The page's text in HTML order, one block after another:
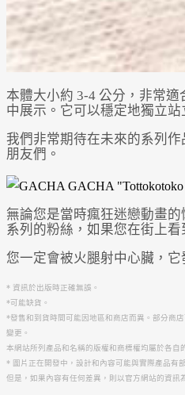
本體大小約 3-4 公分，非常
中展示。它可以穩定地獨立站
我們非常期待在未來的系列作
朋友們。
無論您是當時瘋狂迷戀動畫
系列的粉絲，如果您在街上看
您一定會被火腿射中心臟，它
* 資訊於出版時正確無誤。
*可能缺貨。
*發售和到貨時間可能因地區和商店而異。部分商
變更。
本網站所列產品和名稱的版權和商標權均屬於各自
* 圖片正在開發中，設計和內容可能與實際產品有
但是，如果內容有任何差異，則以官方網站的資訊